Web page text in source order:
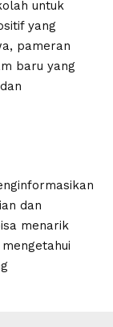
untuk
yang
pameran
baru yang
dan
menarik